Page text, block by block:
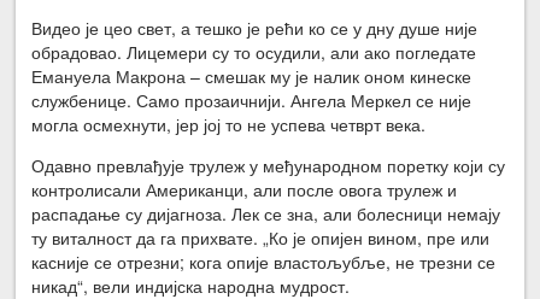
Видео је цео свет, а тешко је рећи ко се у дну душе није
обрадовао. Лицемери су то осудили, али ако погледате
Емануела Макрона – смешак му је налик оном кинеске
службенице. Само прозаичнији. Ангела Меркел се није
могла осмехнути, јер јој то не успева четврт века.
Одавно превлађује трулеж у међународном поретку који су
контролисали Американци, али после овога трулеж и
распадање су дијагноза. Лек се зна, али болесници немају
ту виталност да га прихвате. „Ко је опијен вином, пре или
касније се отрезни; кога опије властољубље, не трезни се
никад“, вели индијска народна мудрост.